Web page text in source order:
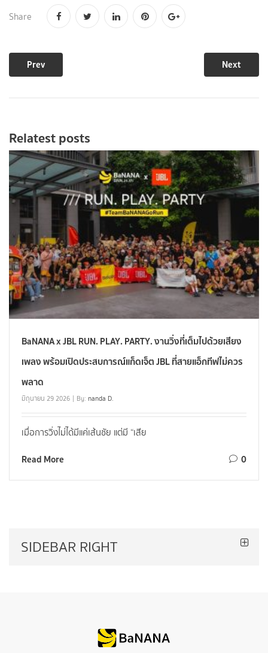
Share
Prev Next
Relatest posts
BaNANA x JBL RUN. PLAY. PARTY. งานวิ่งที่เต็มไปด้วยเสียง
เพลง พร้อมเปิดประสบการณ์แก็ดเจ็ต JBL ที่สายแอ็กทีฟไม่ควร
พลาด
มิถุนายน 29 2026 By: nanda D.
เมื่อการวิ่งไม่ได้มีแค่เส้นชัย แต่มี “เสีย
Read More 0
SIDEBAR RIGHT